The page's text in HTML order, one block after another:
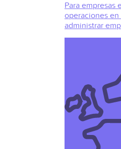
Para empresas
operaciones
administrar